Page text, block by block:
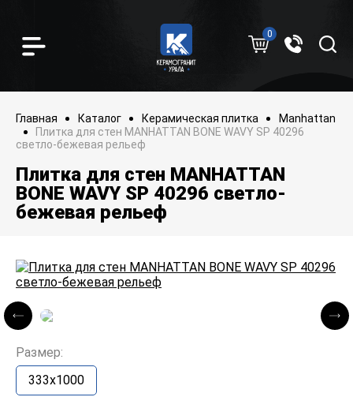
0
Главная Каталог Керамическая плитка
Manhattan
Плитка для стен MANHATTAN BONE WAVY SP 40296
светло-бежевая рельеф
Плитка для стен MANHATTAN
BONE WAVY SP 40296 светло-
бежевая рельеф
Размер:
333x1000